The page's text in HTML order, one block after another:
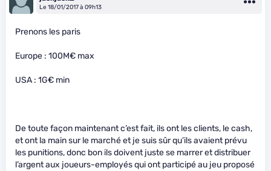
Le 18/01/2017 à 09h13
Prenons les paris
Europe : 100M€ max
USA : 1G€ min
De toute façon maintenant c’est fait, ils ont les clients, le cash,
et ont la main sur le marché et je suis sûr qu’ils avaient prévu
les punitions, donc bon ils doivent juste se marrer et distribuer
l’argent aux joueurs-employés qui ont participé au jeu proposé